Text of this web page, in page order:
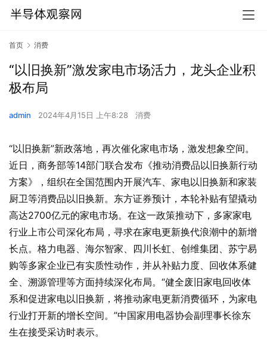
首页 消费
“以旧换新”激发家电市场活力，龙头企业积
极布局
admin 2024年4月15日 上午8:28 消费
“以旧换新”新政落地，再次催化家电市场，激发想象空间。
近日，商务部等14部门联合发布《推动消费品以旧换新行动
方案》，组织在全国范围内开展汽车、家电以旧换新和家装
厨卫等消费品以旧换新。东方证券预计，本轮补贴有望撬动
高达2700亿元的家电市场。在这一政策推动下，多家家电
行业上市公司深化布局，寻求在家电更新换代浪潮中的新增
长点。格力电器、海尔智家、四川长虹、创维集团、苏宁易
购等多家企业已有实质性动作，并从补贴力度、回收体系健
全、溯源管理等方面持续深化布局。“健全废旧家电回收体
系和促进家电以旧换新，将推动家电更新消费循环，为家电
行业打开新的增长空间。”中国家用电器协会副理事长徐东
生在接受采访时表示。